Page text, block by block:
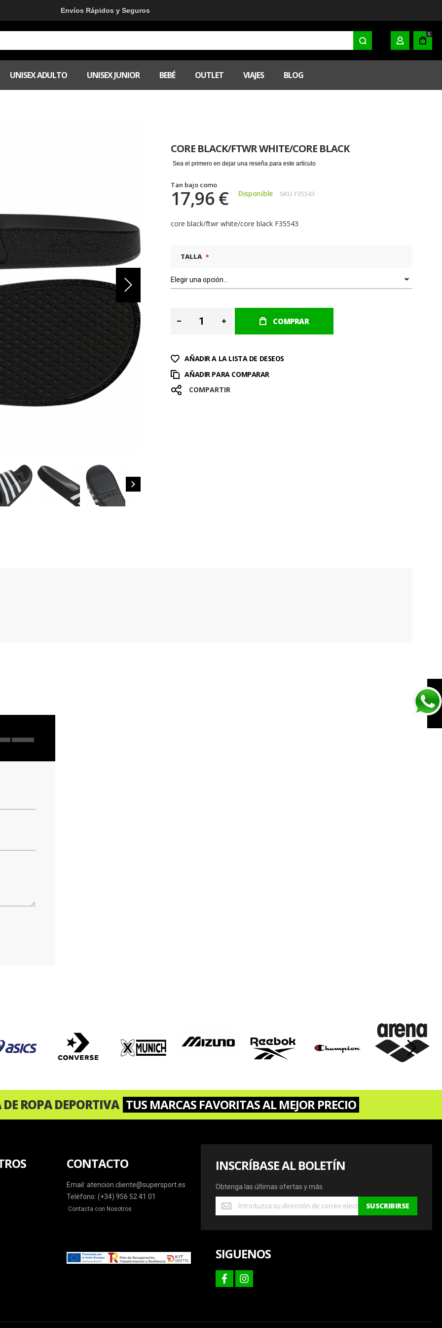
Envíos Rápidos y Seguros
MI CUENTA
0
UNISEX ADULTO UNISEX JUNIOR BEBÉ OUTLET VIAJES BLOG
WHITE/CORE
CORE BLACK/FTWR WHITE/CORE BLACK
Sea el primero en dejar una reseña para este artículo
Tan bajo como
17,96 € Disponible SKU F35543
core black/ftwr white/core black F35543
TALLA
COMPRAR
AÑADIR A LA LISTA DE DESEOS
AÑADIR PARA COMPARAR
COMPARTIR
›
ROPA DEPORTIVA TUS MARCAS FAVORITAS AL MEJOR PRECIO
INSCRÍBASE AL BOLETÍN
Obtenga las últimas ofertas y más
Obtenga
las
ofertas
más
SUSCRIBIRSE
SIGUENOS
facebookinstagram
CONTACTO
Email: atencion.cliente@supersport.es
Teléfono: (+34) 956 52 41 01
Contacta con Nosotros